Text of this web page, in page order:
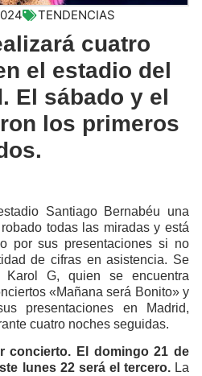
TENDENCIAS
cuatro
el estadio del
El sábado y el
los primeros
Santiago Bernabéu una
todas las miradas y está
por sus presentaciones si no
de cifras en asistencia. Se
G, quien se encuentra
«Mañana será Bonito» y
presentaciones en Madrid,
cuatro noches seguidas.
concierto. El domingo 21 de
lunes 22 será el tercero. La